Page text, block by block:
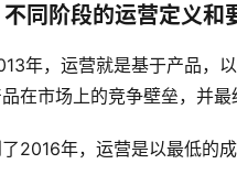
不同阶段的运营定义和
年，运营就是基于产品，
在市场上的竞争壁垒，并最
2016年，运营是以最低的